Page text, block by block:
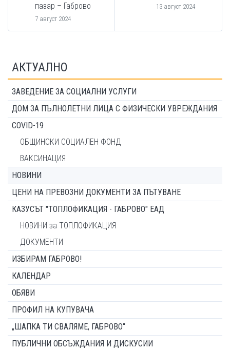
пазар – Габрово
7 август 2024
13 август 2024
АКТУАЛНО
ЗАВЕДЕНИЕ ЗА СОЦИАЛНИ УСЛУГИ
ДОМ ЗА ПЪЛНОЛЕТНИ ЛИЦА С ФИЗИЧЕСКИ УВРЕЖДАНИЯ
COVID-19
ОБЩИНСКИ СОЦИАЛЕН ФОНД
ВАКСИНАЦИЯ
НОВИНИ
ЦЕНИ НА ПРЕВОЗНИ ДОКУМЕНТИ ЗА ПЪТУВАНЕ
КАЗУСЪТ "ТОПЛОФИКАЦИЯ - ГАБРОВО" ЕАД
НОВИНИ за ТОПЛОФИКАЦИЯ
ДОКУМЕНТИ
ИЗБИРАМ ГАБРОВО!
КАЛЕНДАР
ОБЯВИ
ПРОФИЛ НА КУПУВАЧА
„ШАПКА ТИ СВАЛЯМЕ, ГАБРОВО“
ПУБЛИЧНИ ОБСЪЖДАНИЯ И ДИСКУСИИ